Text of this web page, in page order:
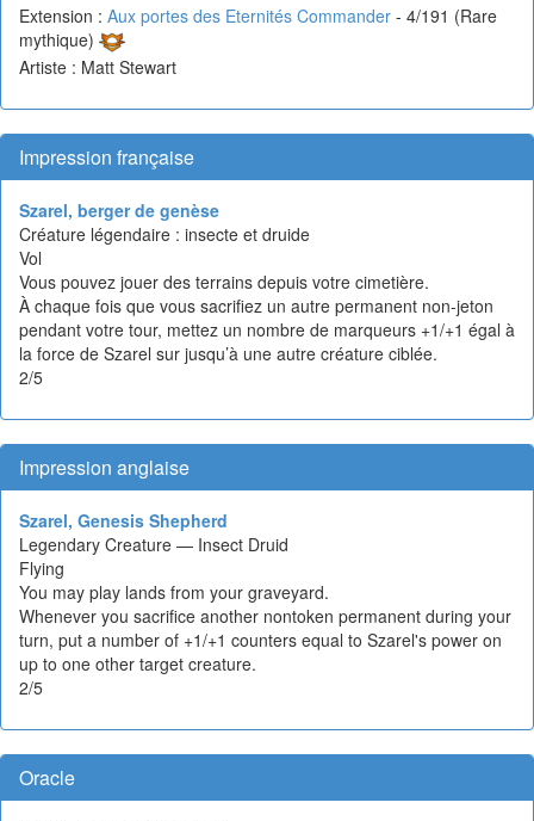
Extension : Aux portes des Eternités Commander - 4/191 (Rare
mythique)
Artiste : Matt Stewart
Impression française
Szarel, berger de genèse
Créature légendaire : insecte et druide
Vol
Vous pouvez jouer des terrains depuis votre cimetière.
À chaque fois que vous sacrifiez un autre permanent non-jeton
pendant votre tour, mettez un nombre de marqueurs +1/+1 égal à
la force de Szarel sur jusqu’à une autre créature ciblée.
2/5
Impression anglaise
Szarel, Genesis Shepherd
Legendary Creature — Insect Druid
Flying
You may play lands from your graveyard.
Whenever you sacrifice another nontoken permanent during your
turn, put a number of +1/+1 counters equal to Szarel's power on
up to one other target creature.
2/5
Oracle